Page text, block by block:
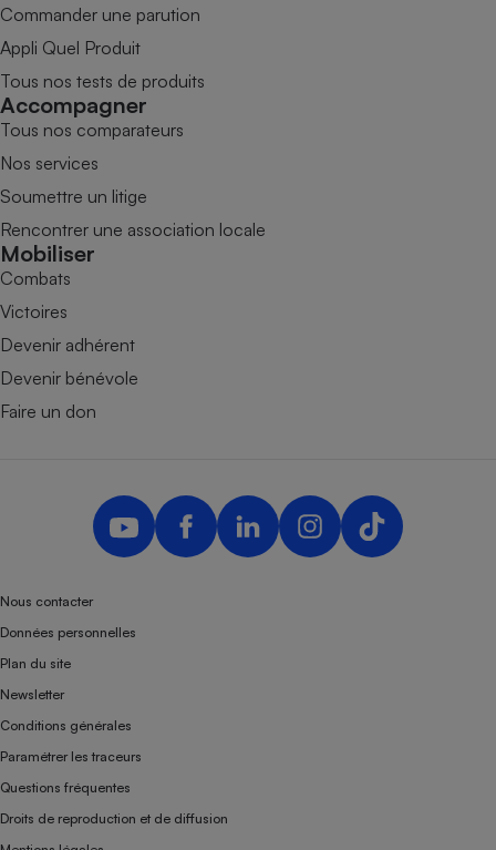
Commander une parution
Appli Quel Produit
Tous nos tests de produits
Accompagner
Tous nos comparateurs
Nos services
Soumettre un litige
Rencontrer une association locale
Mobiliser
Combats
Victoires
Devenir adhérent
Devenir bénévole
Faire un don
Nous contacter
Données personnelles
Plan du site
Newsletter
Conditions générales
Paramétrer les traceurs
Questions fréquentes
Droits de reproduction et de diffusion